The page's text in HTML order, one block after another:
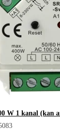
W 1 kanal (kan